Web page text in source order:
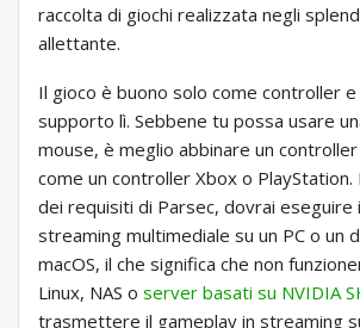
raccolta di giochi realizzata negli
allettante.
Il gioco è buono solo come controller e
supporto lì. Sebbene tu possa usare
mouse, è meglio abbinare un
come un controller Xbox o PlayStation.
dei requisiti di Parsec, dovrai eseguire
streaming multimediale su un PC o un
macOS, il che significa che non
Linux, NAS o server basati su NVIDIA
trasmettere il gameplay in streaming